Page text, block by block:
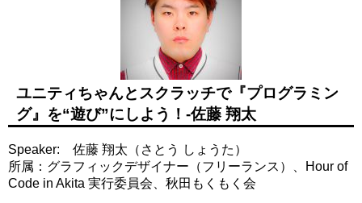
ユニティちゃんとスクラッチで『プログラミン
グ』を“遊び”にしよう！-佐藤 翔太
Speaker: 佐藤 翔太（さとう しょうた）
所属：グラフィックデザイナー（フリーランス）、Hour of
Code in Akita 実行委員会、秋田もくもく会